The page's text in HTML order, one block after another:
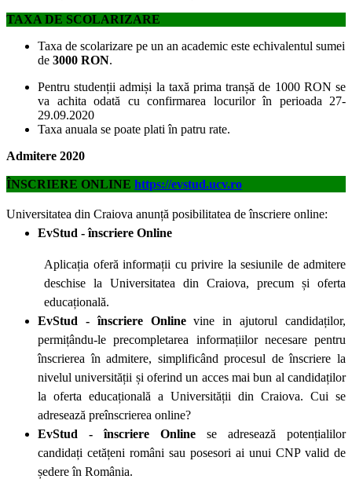
TAXA DE SCOLARIZARE
Taxa de scolarizare pe un an academic este echivalentul sumei
de 3000 RON.
Pentru studenții admiși la taxă prima tranșă de 1000 RON se
va achita odată cu confirmarea locurilor în perioada 27-
29.09.2020
Taxa anuala se poate plati în patru rate.
Admitere 2020
ÎNSCRIERE ONLINE https://evstud.ucv.ro
Universitatea din Craiova anunță posibilitatea de înscriere online:
EvStud - înscriere Online
Aplicația oferă informații cu privire la sesiunile de admitere
deschise la Universitatea din Craiova, precum și oferta
educațională.
EvStud - înscriere Onlinevine in ajutorul candidaților,
permițându-le precompletarea informațiilor necesare pentru
înscrierea în admitere, simplificând procesul de înscriere la
nivelul universității și oferind un acces mai bun al candidaților
la oferta educațională a Universității din Craiova. Cui se
adresează preînscrierea online?
EvStud - înscriere Online se adresează potențialilor
candidați cetățeni români sau posesori ai unui CNP valid de
ședere în România.